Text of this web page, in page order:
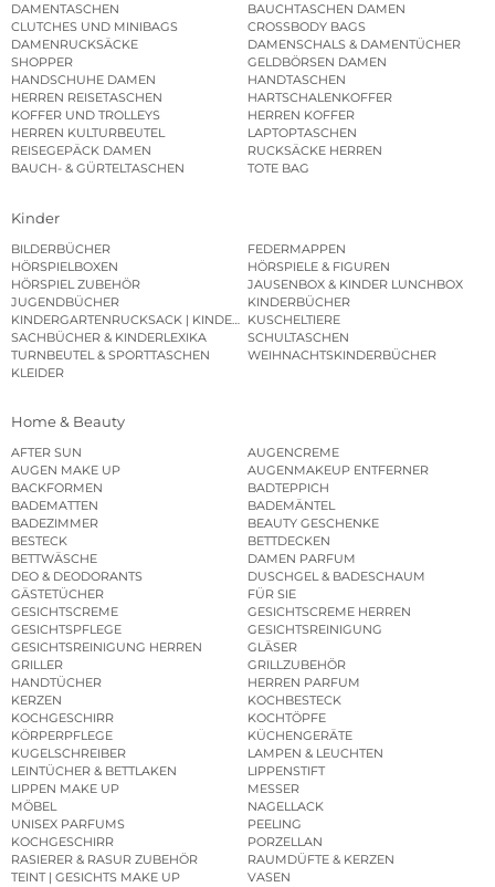
DAMENTASCHEN
BAUCHTASCHEN DAMEN
CLUTCHES UND MINIBAGS
CROSSBODY BAGS
DAMENRUCKSÄCKE
DAMENSCHALS & DAMENTÜCHER
SHOPPER
GELDBÖRSEN DAMEN
HANDSCHUHE DAMEN
HANDTASCHEN
HERREN REISETASCHEN
HARTSCHALENKOFFER
KOFFER UND TROLLEYS
HERREN KOFFER
HERREN KULTURBEUTEL
LAPTOPTASCHEN
REISEGEPÄCK DAMEN
RUCKSÄCKE HERREN
BAUCH- & GÜRTELTASCHEN
TOTE BAG
Kinder
BILDERBÜCHER
FEDERMAPPEN
HÖRSPIELBOXEN
HÖRSPIELE & FIGUREN
HÖRSPIEL ZUBEHÖR
JAUSENBOX & KINDER LUNCHBOX
JUGENDBÜCHER
KINDERBÜCHER
KINDERGARTENRUCKSACK | KINDERGARTENBEUTEL
KUSCHELTIERE
SACHBÜCHER & KINDERLEXIKA
SCHULTASCHEN
TURNBEUTEL & SPORTTASCHEN
WEIHNACHTSKINDERBÜCHER
KLEIDER
Home & Beauty
AFTER SUN
AUGENCREME
AUGEN MAKE UP
AUGENMAKEUP ENTFERNER
BACKFORMEN
BADTEPPICH
BADEMATTEN
BADEMÄNTEL
BADEZIMMER
BEAUTY GESCHENKE
BESTECK
BETTDECKEN
BETTWÄSCHE
DAMEN PARFUM
DEO & DEODORANTS
DUSCHGEL & BADESCHAUM
GÄSTETÜCHER
FÜR SIE
GESICHTSCREME
GESICHTSCREME HERREN
GESICHTSPFLEGE
GESICHTSREINIGUNG
GESICHTSREINIGUNG HERREN
GLÄSER
GRILLER
GRILLZUBEHÖR
HANDTÜCHER
HERREN PARFUM
KERZEN
KOCHBESTECK
KOCHGESCHIRR
KOCHTÖPFE
KÖRPERPFLEGE
KÜCHENGERÄTE
KUGELSCHREIBER
LAMPEN & LEUCHTEN
LEINTÜCHER & BETTLAKEN
LIPPENSTIFT
LIPPEN MAKE UP
MESSER
MÖBEL
NAGELLACK
UNISEX PARFUMS
PEELING
KOCHGESCHIRR
PORZELLAN
RASIERER & RASUR ZUBEHÖR
RAUMDÜFTE & KERZEN
TEINT | GESICHTS MAKE UP
VASEN